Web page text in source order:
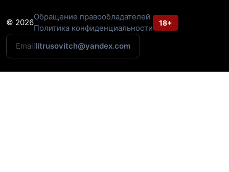
© 2026
Обращение правообладателей
Политика конфиденциальности
18+
Emaillitrusovitch@yandex.com